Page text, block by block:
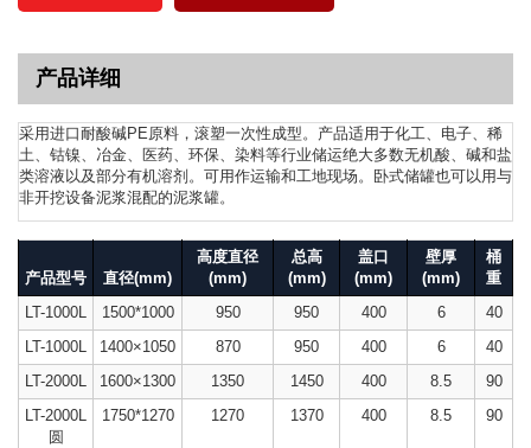
产品详细
采用进口耐酸碱PE原料，滚塑一次性成型。产品适用于化工、电子、稀
土、钴镍、冶金、医药、环保、染料等行业储运绝大多数无机酸、碱和盐
类溶液以及部分有机溶剂。可用作运输和工地现场。卧式储罐也可以用与
非开挖设备泥浆混配的泥浆罐。
产品型号 直径(mm)
高度直径
(mm)
总高
(mm)
盖口
(mm)
壁厚
(mm)
桶
重
LT-1000L
1500*1000 950 950 400 6
40
LT-1000L
1400×1050 870 950 400 6
40
LT-2000L
1600×1300 1350 1450 400 8.5
90
LT-2000L
圆
1750*1270 1270 1370 400 8.5 90